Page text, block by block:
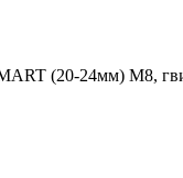
(20-24мм) M8,